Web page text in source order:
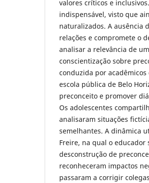
valores críticos e
indispensável, visto que
naturalizados. A ausência
relações e compromete o
analisar a relevância de
conscientização sobre
conduzida por
escola pública de Belo
preconceito e promover
Os adolescentes
analisaram situações
semelhantes. A dinâmica
Freire, na qual o
desconstrução de
reconheceram impactos
passaram a corrigir